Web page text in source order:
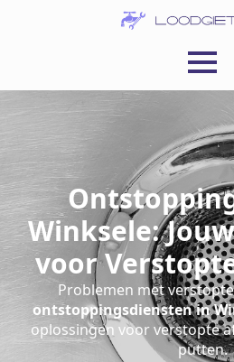
Winksele:
voor
Problemen met
ontstoppingsdiensten in
oplossingen voor verstopte
putten.